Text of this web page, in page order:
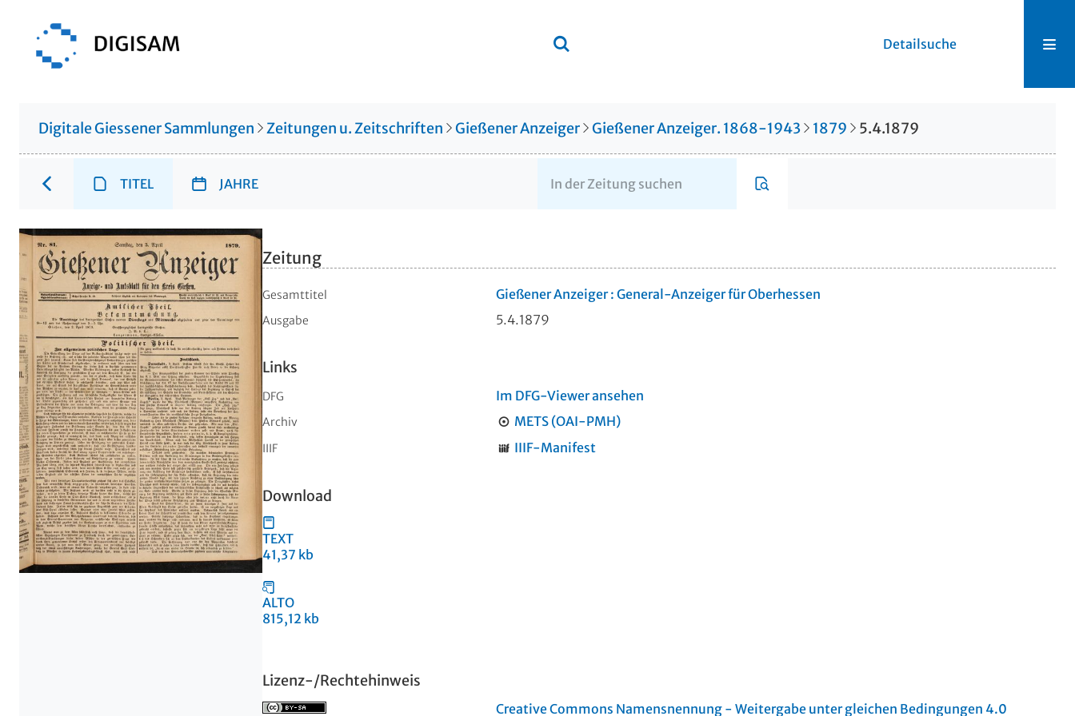
Detailsuche
Digitale Giessener Sammlungen Zeitungen u. Zeitschriften Gießener Anzeiger Gießener Anzeiger. 1868-1943 1879 5.4.1879
TITEL JAHRE
Zeitung
Gesamttitel Gießener Anzeiger : General-Anzeiger für Oberhessen
Ausgabe 5.4.1879
Links
DFG Im DFG-Viewer ansehen
Archiv METS (OAI-PMH)
IIIF IIIF-Manifest
Download
TEXT
41,37 kb
ALTO
815,12 kb
Lizenz-/Rechtehinweis
Creative Commons Namensnennung - Weitergabe unter gleichen Bedingungen 4.0